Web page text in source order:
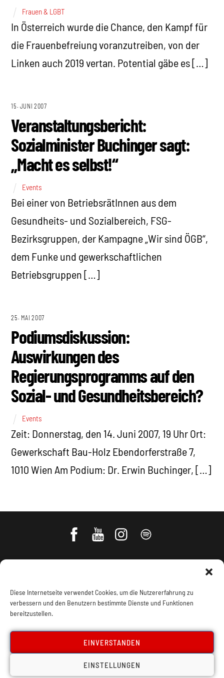
Diese Internetseite verwendet Cookies, um die Nutzererfahrung zu
verbessern und den Benutzern bestimmte Dienste und Funktionen
bereitzustellen.
EINVERSTANDEN
EINSTELLUNGEN
Frauen & LGBT
In Österreich wurde die Chance, den Kampf für
die Frauenbefreiung voranzutreiben, von der
Linken auch 2019 vertan. Potential gäbe es […]
15. JUNI 2007
Veranstaltungsbericht:
Sozialminister Buchinger sagt:
„Macht es selbst!“
Events
Bei einer von BetriebsrätInnen aus dem
Gesundheits- und Sozialbereich, FSG-
Bezirksgruppen, der Kampagne „Wir sind ÖGB“,
dem Funke und gewerkschaftlichen
Betriebsgruppen […]
25. MAI 2007
Podiumsdiskussion:
Auswirkungen des
Regierungsprogramms auf den
Sozial- und Gesundheitsbereich?
Events
Zeit: Donnerstag, den 14. Juni 2007, 19 Uhr Ort:
Gewerkschaft Bau-Holz Ebendorferstraße 7,
1010 Wien Am Podium: Dr. Erwin Buchinger, […]
Impressum, Offenlegung Cookie Policy
Datenschutz Kontakt